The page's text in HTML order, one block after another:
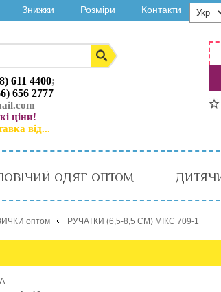
Знижки Розміри Контакти
611 4400;
656 2777
ціни!
від...
ОДЯГ ОПТОМ
оптом РУЧАТКИ (6,5-8,5 СМ) МІКС 709-1